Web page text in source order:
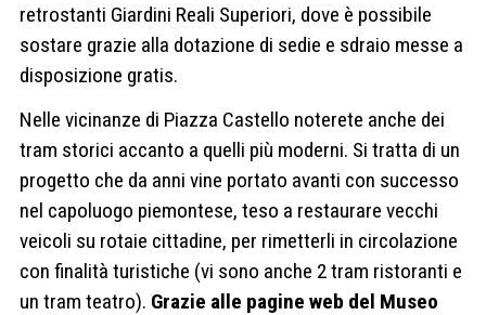
retrostanti Giardini Reali Superiori, dove è possibile
sostare grazie alla dotazione di sedie e sdraio messe a
disposizione gratis.
Nelle vicinanze di Piazza Castello noterete anche dei
tram storici accanto a quelli più moderni. Si tratta di un
progetto che da anni vine portato avanti con successo
nel capoluogo piemontese, teso a restaurare vecchi
veicoli su rotaie cittadine, per rimetterli in circolazione
con finalità turistiche (vi sono anche 2 tram ristoranti e
un tram teatro). Grazie alle pagine web del Museo